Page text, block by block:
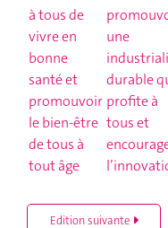
Edition suivante